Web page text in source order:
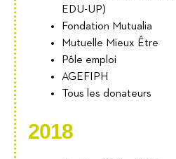
EDU-UP)
Fondation Mutualia
Mutuelle Mieux Être
Pôle emploi
AGEFIPH
Tous les donateurs
2018